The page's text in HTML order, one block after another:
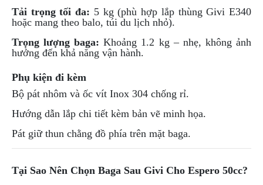
XE
STOP
AND
GO
KIỆN
MOTOWOLF
KẸP
ĐIỆN
THOẠI
XE
Tải trọng tối đa: 5 kg (phù hợp lắp thùng Givi E340
hoặc mang theo balo, túi du lịch nhỏ).
Trọng lượng baga: Khoảng 1.2 kg – nhẹ, không ảnh
hưởng đến khả năng vận hành.
Phụ kiện đi kèm
Bộ pát nhôm và ốc vít Inox 304 chống rỉ.
Hướng dẫn lắp chi tiết kèm bản vẽ minh họa.
Pát giữ thun chằng đồ phía trên mặt baga.
Tại Sao Nên Chọn Baga Sau Givi Cho Espero 50cc?